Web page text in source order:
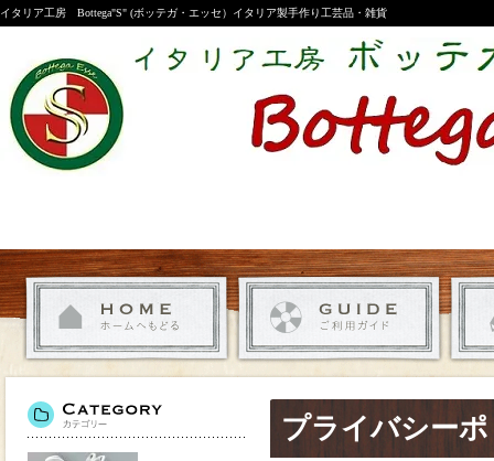
イタリア工房 Bottega"S" (ボッテガ・エッセ）イタリア製手作り工芸品・雑貨
プライバシー